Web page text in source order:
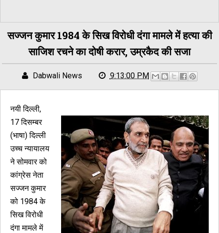
सज्जन कुमार 1984 के सिख विरोधी दंगा मामले में हत्या की
साजिश रचने का दोषी करार, उम्रकैद की सजा
Dabwali News 9:13:00 PM
नयी दिल्ली,
17 दिसम्बर
(भाषा) दिल्ली
उच्च न्यायालय
ने सोमवार को
कांग्रेस नेता
सज्जन कुमार
को 1984 के
सिख विरोधी
दंगा मामले में